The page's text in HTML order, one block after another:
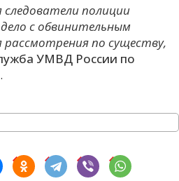
У
Ч
Я
полиции
с обвинительным
рассмотрения по существу,
УМВД России по